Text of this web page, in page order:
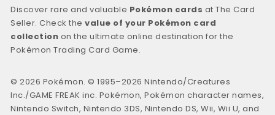
Discover rare and valuable Pokémon cards at The Card
Seller. Check thevalue of your Pokémon card
collection on the ultimate online destination for the
Pokémon Trading Card Game.
© 2026 Pokémon. © 1995–2026 Nintendo/Creatures
Inc./GAME FREAK inc. Pokémon, Pokémon character names,
Nintendo Switch, Nintendo 3DS, Nintendo DS, Wii, Wii U, and